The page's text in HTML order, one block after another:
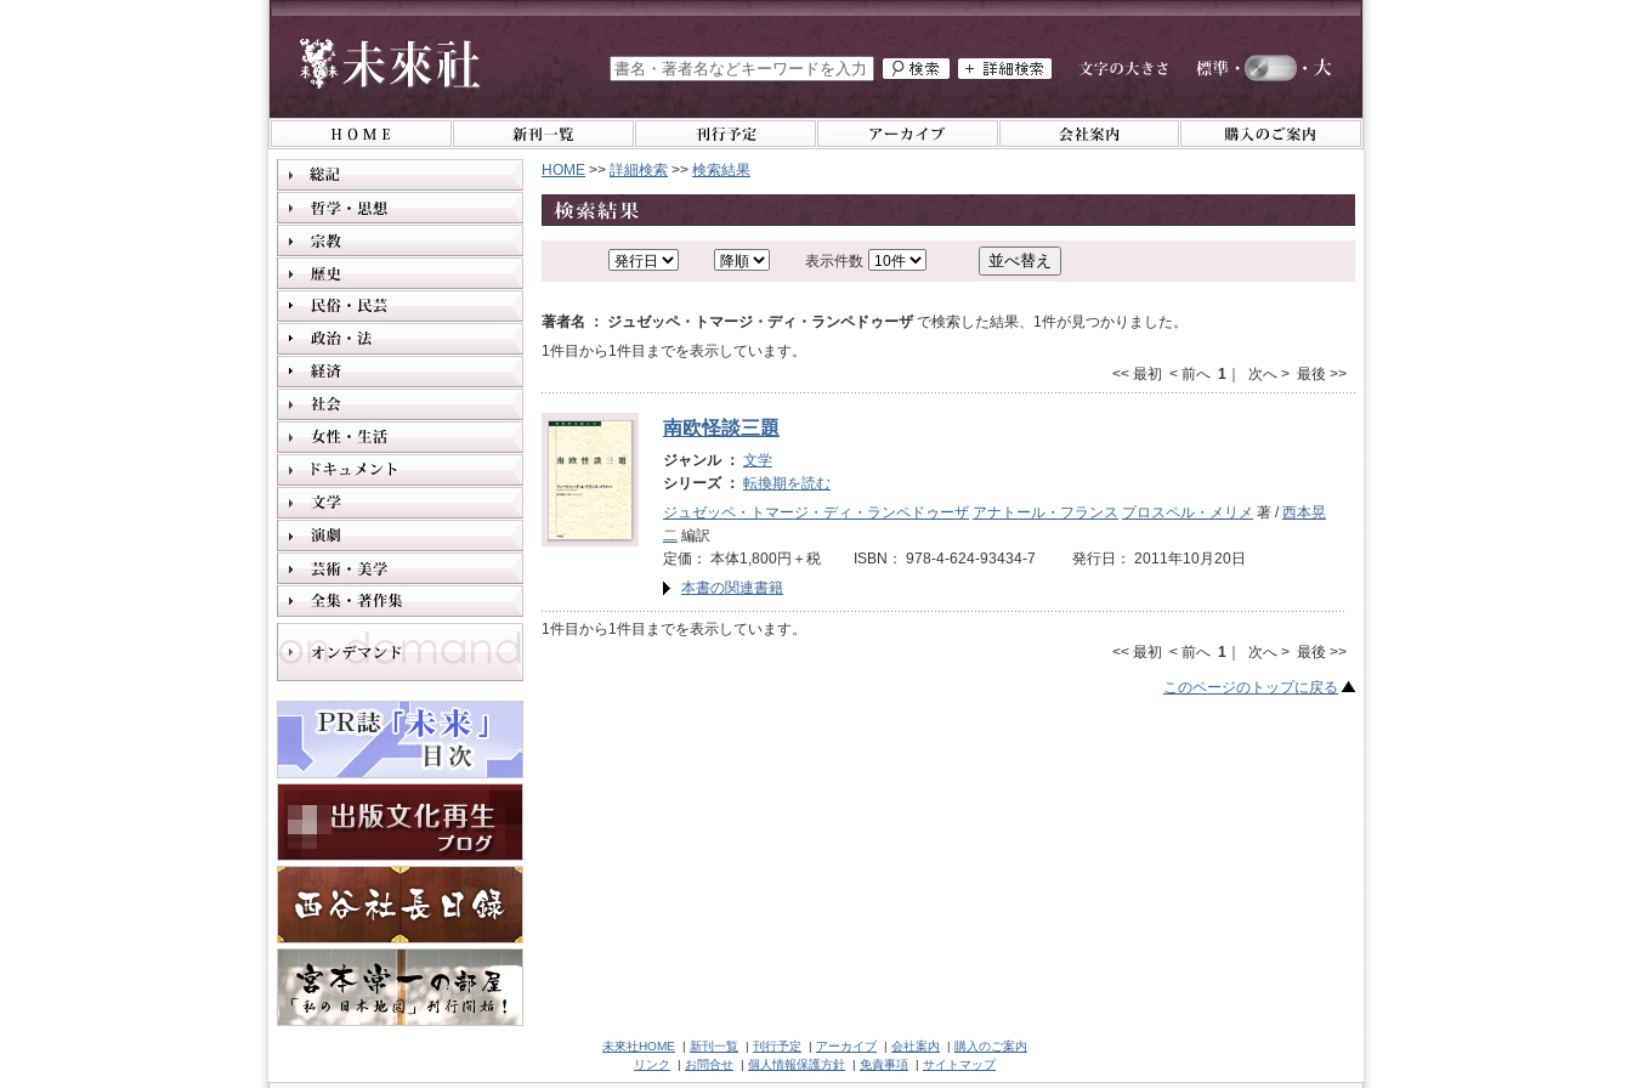
HOME >> 詳細検索 >> 検索結果
表示件数
著者名 ： ジュゼッペ・トマージ・ディ・ランペドゥーザで検索した結果、1件が見つかりました。
1件目から1件目までを表示しています。
<< 最初 < 前へ 1 ｜ 次へ > 最後 >>
南欧怪談三題
ジャンル ： 文学
シリーズ ： 転換期を読む
ジュゼッペ・トマージ・ディ・ランペドゥーザ アナトール・フランス プロスペル・メリメ 著 /西本晃
二 編訳
定価： 本体1,800円＋税 ISBN： 978-4-624-93434-7 発行日： 2011年10月20日
本書の関連書籍
1件目から1件目までを表示しています。
<< 最初 < 前へ 1 ｜ 次へ > 最後 >>
このページのトップに戻る
未來社HOME | 新刊一覧 | 刊行予定 | アーカイブ | 会社案内 | 購入のご案内
リンク
| お問合せ | 個人情報保護方針 | 免責事項 | サイトマップ